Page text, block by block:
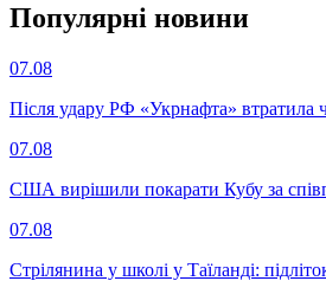
Популярнi новини
07.08
Після удару РФ «Укрнафта» втратила
07.08
США вирішили покарати Кубу за
07.08
Стрілянина у школі у Таїланді: